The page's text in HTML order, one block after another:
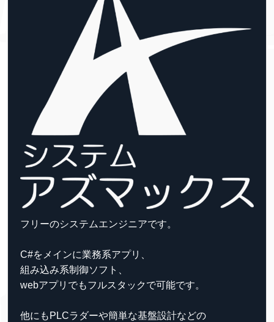
フリーのシステムエンジニアです。
C#をメインに業務系アプリ、
組み込み系制御ソフト、
webアプリでもフルスタックで可能です。
他にもPLCラダーや簡単な基盤設計などの